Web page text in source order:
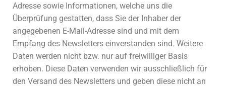
Adresse sowie Informationen, welche uns die
Überprüfung gestatten, dass Sie der Inhaber der
angegebenen E-Mail-Adresse sind und mit dem
Empfang des Newsletters einverstanden sind. Weitere
Daten werden nicht bzw. nur auf freiwilliger Basis
erhoben. Diese Daten verwenden wir ausschließlich für
den Versand des Newsletters und geben diese nicht an